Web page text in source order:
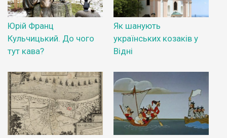
Юрій Франц
Кульчицький. До чого
тут кава?
Як шанують
українських козаків у
Відні